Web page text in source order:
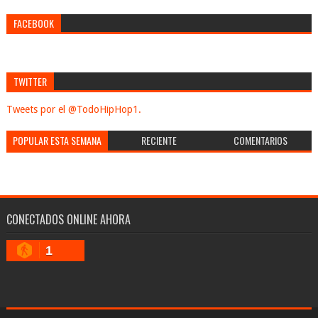
FACEBOOK
TWITTER
Tweets por el @TodoHipHop1.
POPULAR ESTA SEMANA RECIENTE COMENTARIOS
CONECTADOS ONLINE AHORA
1